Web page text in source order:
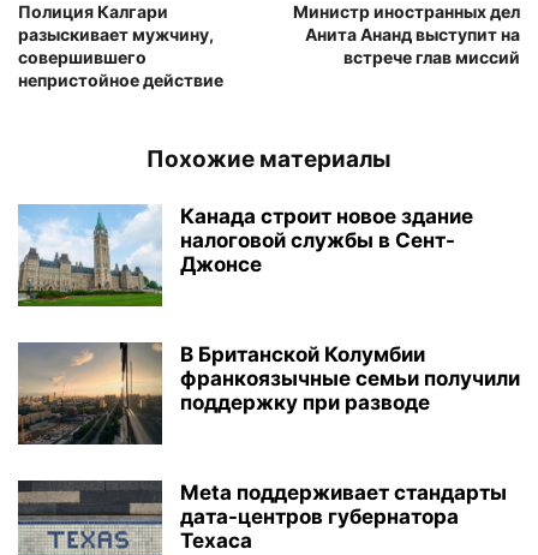
Полиция Калгари
разыскивает мужчину,
совершившего
непристойное действие
Министр иностранных дел
Анита Ананд выступит на
встрече глав миссий
Похожие материалы
Канада строит новое здание
налоговой службы в Сент-
Джонсе
В Британской Колумбии
франкоязычные семьи получили
поддержку при разводе
Meta поддерживает стандарты
дата-центров губернатора
Техаса